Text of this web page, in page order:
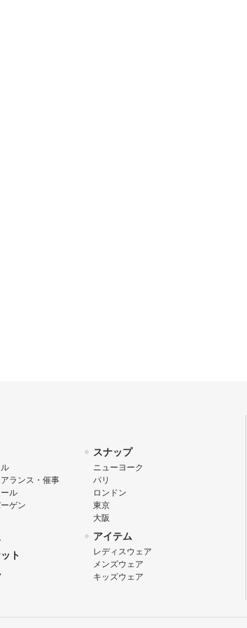
ランス・催事
ル
ゲン
ト
スナップ
ニューヨーク
パリ
ロンドン
東京
大阪
アイテム
レディスウェア
メンズウェア
キッズウェア